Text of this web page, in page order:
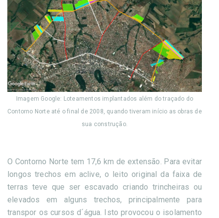
Imagem Google: Loteamentos implantados além do traçado do
Contorno Norte até o final de 2008, quando tiveram início as obras de
sua construção.
O Contorno Norte tem 17,6 km de extensão. Para evitar
longos trechos em aclive, o leito original da faixa de
terras teve que ser escavado criando trincheiras ou
elevados em alguns trechos, principalmente para
transpor os cursos d´água. Isto provocou o isolamento